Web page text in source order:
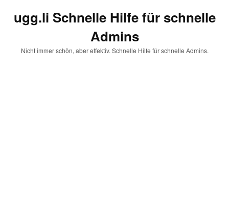
ugg.li Schnelle Hilfe für schnelle
Admins
Nicht immer schön, aber effektiv. Schnelle Hilfe für schnelle Admins.